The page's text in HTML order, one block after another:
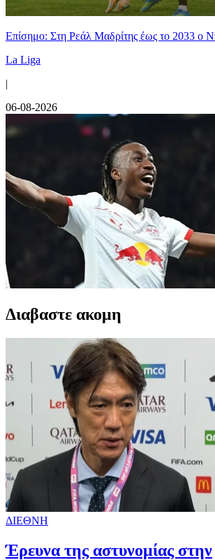
Επίσημο: Στη Ρεάλ Μαδρίτης έως το 2033 ο
La Liga
|
06-08-2026
Διαβαστε ακομη
ΔΙΕΘΝΗ
Έρευνα της αστυνομίας στην